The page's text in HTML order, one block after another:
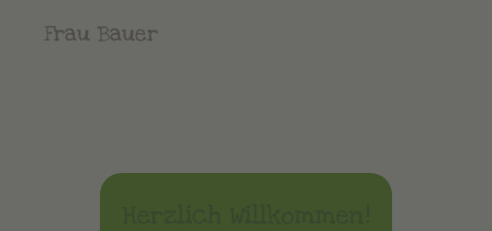
Frau Bauer